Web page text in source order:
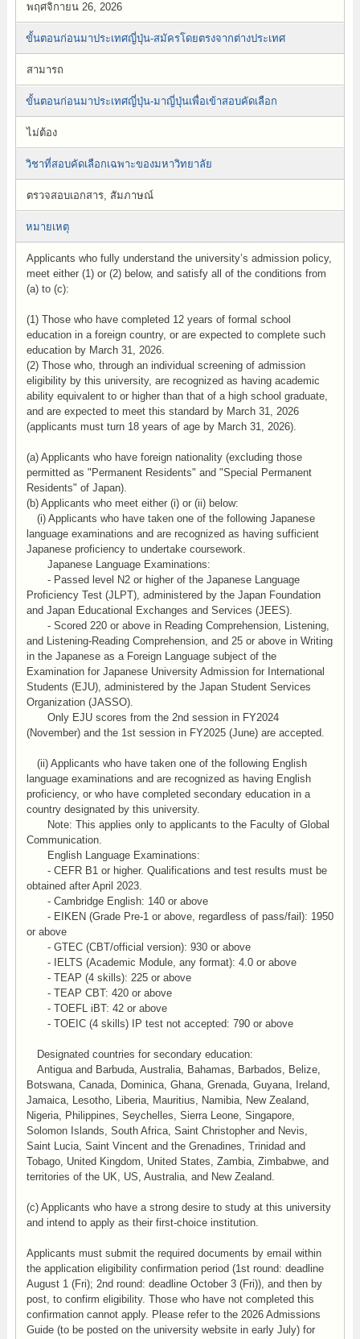
พฤศจิกายน 26, 2026
ขั้นตอนก่อนมาประเทศญี่ปุ่น-สมัครโดยตรงจากต่างประเทศ
สามารถ
ขั้นตอนก่อนมาประเทศญี่ปุ่น-มาญี่ปุ่นเพื่อเข้าสอบคัดเลือก
ไม่ต้อง
วิชาที่สอบคัดเลือกเฉพาะของมหาวิทยาลัย
ตรวจสอบเอกสาร, สัมภาษณ์
หมายเหตุ
Applicants who fully understand the university’s admission policy,
meet either (1) or (2) below, and satisfy all of the conditions from
(a) to (c):
(1) Those who have completed 12 years of formal school
education in a foreign country, or are expected to complete such
education by March 31, 2026.
(2) Those who, through an individual screening of admission
eligibility by this university, are recognized as having academic
ability equivalent to or higher than that of a high school graduate,
and are expected to meet this standard by March 31, 2026
(applicants must turn 18 years of age by March 31, 2026).
(a) Applicants who have foreign nationality (excluding those
permitted as "Permanent Residents" and "Special Permanent
Residents" of Japan).
(b) Applicants who meet either (i) or (ii) below:
(i) Applicants who have taken one of the following Japanese
language examinations and are recognized as having sufficient
Japanese proficiency to undertake coursework.
Japanese Language Examinations:
- Passed level N2 or higher of the Japanese Language
Proficiency Test (JLPT), administered by the Japan Foundation
and Japan Educational Exchanges and Services (JEES).
- Scored 220 or above in Reading Comprehension, Listening,
and Listening-Reading Comprehension, and 25 or above in Writing
in the Japanese as a Foreign Language subject of the
Examination for Japanese University Admission for International
Students (EJU), administered by the Japan Student Services
Organization (JASSO).
Only EJU scores from the 2nd session in FY2024
(November) and the 1st session in FY2025 (June) are accepted.
(ii) Applicants who have taken one of the following English
language examinations and are recognized as having English
proficiency, or who have completed secondary education in a
country designated by this university.
Note: This applies only to applicants to the Faculty of Global
Communication.
English Language Examinations:
- CEFR B1 or higher. Qualifications and test results must be
obtained after April 2023.
- Cambridge English: 140 or above
- EIKEN (Grade Pre-1 or above, regardless of pass/fail): 1950
or above
- GTEC (CBT/official version): 930 or above
- IELTS (Academic Module, any format): 4.0 or above
- TEAP (4 skills): 225 or above
- TEAP CBT: 420 or above
- TOEFL iBT: 42 or above
- TOEIC (4 skills) IP test not accepted: 790 or above
Designated countries for secondary education:
Antigua and Barbuda, Australia, Bahamas, Barbados, Belize,
Botswana, Canada, Dominica, Ghana, Grenada, Guyana, Ireland,
Jamaica, Lesotho, Liberia, Mauritius, Namibia, New Zealand,
Nigeria, Philippines, Seychelles, Sierra Leone, Singapore,
Solomon Islands, South Africa, Saint Christopher and Nevis,
Saint Lucia, Saint Vincent and the Grenadines, Trinidad and
Tobago, United Kingdom, United States, Zambia, Zimbabwe, and
territories of the UK, US, Australia, and New Zealand.
(c) Applicants who have a strong desire to study at this university
and intend to apply as their first-choice institution.
Applicants must submit the required documents by email within
the application eligibility confirmation period (1st round: deadline
August 1 (Fri); 2nd round: deadline October 3 (Fri)), and then by
post, to confirm eligibility. Those who have not completed this
confirmation cannot apply. Please refer to the 2026 Admissions
Guide (to be posted on the university website in early July) for